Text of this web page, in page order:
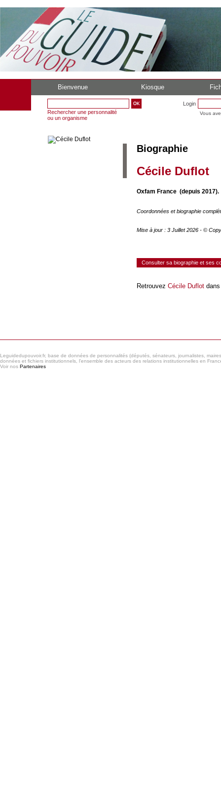
Bienvenue Kiosque
Rechercher une personnalité
ou un organisme
Login
Vous
Biographie
Cécile Duflot
Oxfam France (depuis 2017).
Coordonnées et biographie
Mise à jour : 3 Juillet 2026 - ©
Consulter sa biographie et ses
Retrouvez Cécile Duflot
Leguidedupouvoir.fr, base de données de personnalités (députés, sénateurs, journalistes,
données et fichiers institutionnels, l'ensemble des acteurs des relations institutionnelles en
Voir nos Partenaires